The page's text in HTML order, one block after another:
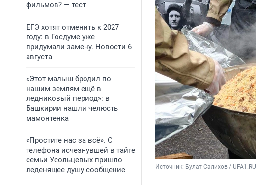
фильмов? — тест
ЕГЭ хотят отменить к 2027
году: в Госдуме уже
придумали замену. Новости 6
августа
«Этот малыш бродил по
нашим землям ещё в
ледниковый период»: в
Башкирии нашли челюсть
мамонтенка
«Простите нас за всё». С
телефона исчезнувшей в тайге
семьи Усольцевых пришло
леденящее душу сообщение
Источник: Булат Салихов / UFA1.RU